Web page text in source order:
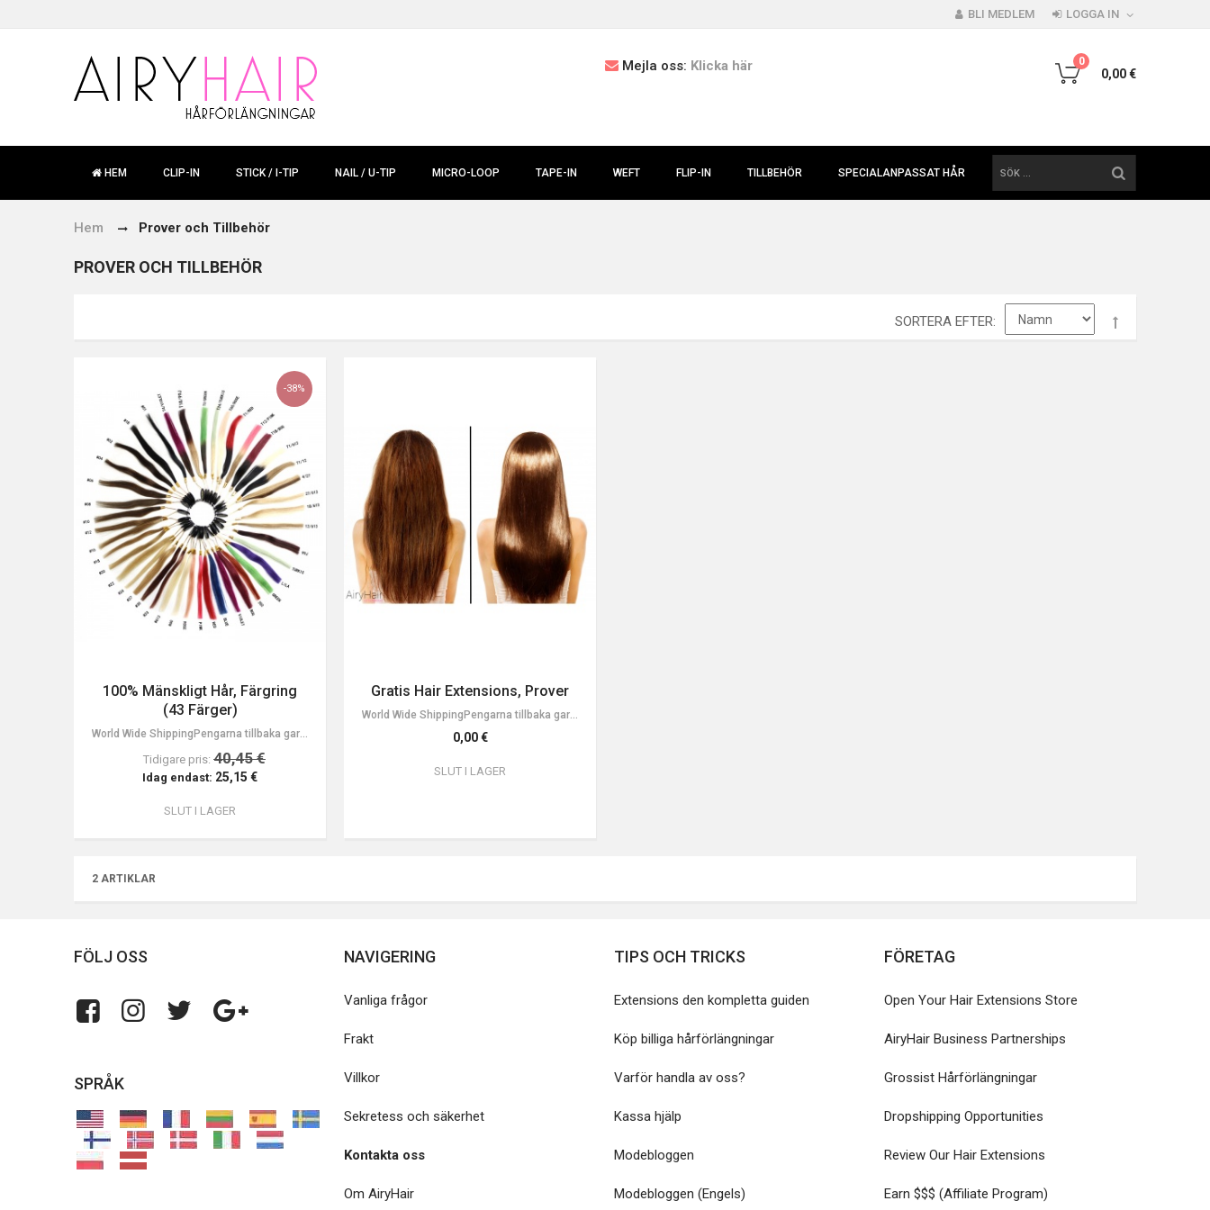
BLI MEDLEM LOGGA IN
Mejla oss: Klicka här 0
0,00 €
HEM CLIP-IN STICK / I-TIP NAIL / U-TIP MICRO-LOOP TAPE-IN WEFT FLIP-IN TILLBEHÖR SPECIALANPASSAT HÅR
Hem Prover och Tillbehör
PROVER OCH TILLBEHÖR
SORTERA EFTER
-38%
100% Mänskligt Hår, Färgring
(43 Färger)
World Wide ShippingPengarna tillbaka garanti för returer inom 45 dagar!
Tidigare pris: 40,45 €
Idag endast: 25,15 €
SLUT I LAGER
Gratis Hair Extensions, Prover
World Wide ShippingPengarna tillbaka garanti för returer inom 45 dagar!
0,00 €
SLUT I LAGER
2 ARTIKLAR
FÖLJ OSS
SPRÅK
NAVIGERING
Vanliga frågor
Frakt
Villkor
Sekretess och säkerhet
Kontakta oss
Om AiryHair
TIPS OCH TRICKS
Extensions den kompletta guiden
Köp billiga hårförlängningar
Varför handla av oss?
Kassa hjälp
Modebloggen
Modebloggen (Engels)
FÖRETAG
Open Your Hair Extensions Store
AiryHair Business Partnerships
Grossist Hårförlängningar
Dropshipping Opportunities
Review Our Hair Extensions
Earn $$$ (Affiliate Program)